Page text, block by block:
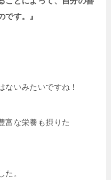
です。』
ないみたいですね！
富な栄養も摂りた
た。